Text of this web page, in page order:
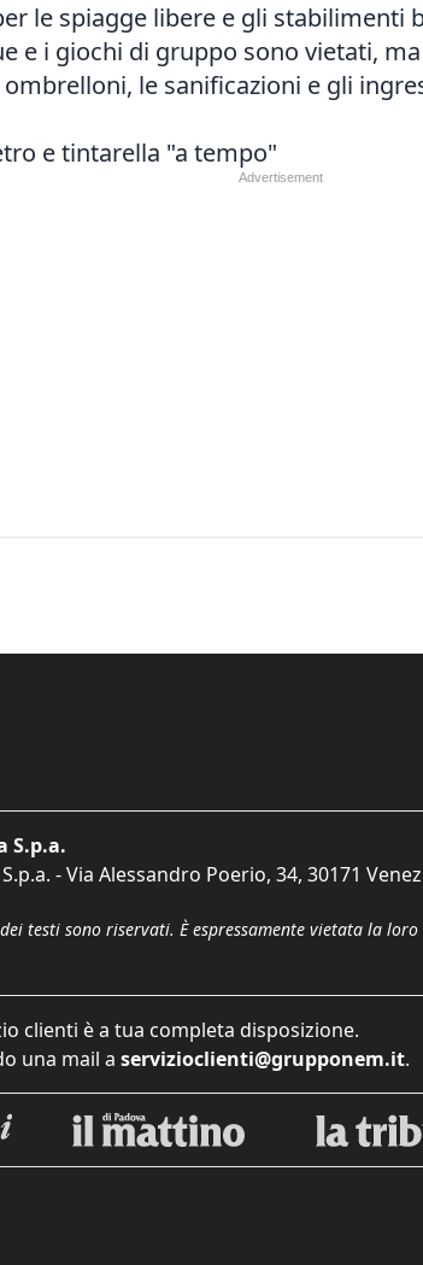
le spiagge libere e gli stabilimenti
e i giochi di gruppo sono vietati,
le sanificazioni e gli
e tintarella "a tempo"
S.p.a.
- Via Alessandro Poerio, 34, 30171
testi sono riservati. È espressamente vietata la
clienti è a tua completa disposizione.
una mail a servizioclienti@grupponem.it.